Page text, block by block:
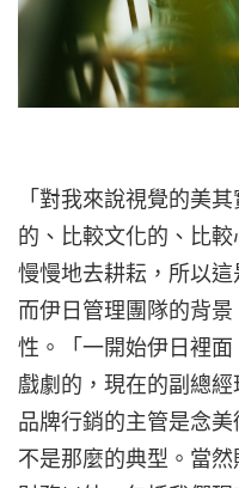
「對我來說視覺的美
的、比較文化的、比
慢慢地去耕耘，所以這
而伊日管理團隊的背
性。「一開始伊日裡
戲劇的，現在的副總
品牌行銷的主管是念
不是那麼的典型。當